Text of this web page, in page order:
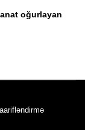
oğurlayan
İlham Əliyev